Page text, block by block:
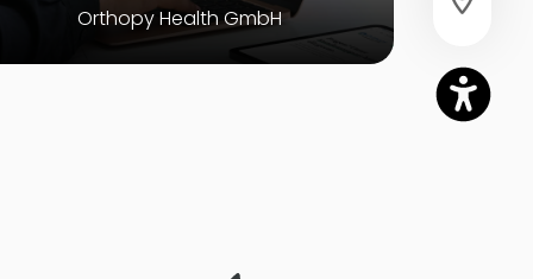
Orthopy Health GmbH